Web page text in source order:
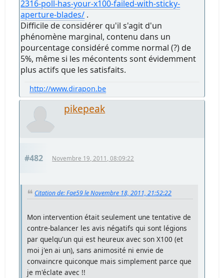
2316-poll-has-your-x100-failed-with-sticky-
aperture-blades/ .
Difficile de considérer qu'il s'agit d'un
phénomène marginal, contenu dans un
pourcentage considéré comme normal (?) de
5%, même si les mécontents sont évidemment
plus actifs que les satisfaits.
http://www.dirapon.be
pikepeak
#482 Novembre 19, 2011, 08:09:22
Citation de: Fae59 le Novembre 18, 2011, 21:52:22
Mon intervention était seulement une tentative de
contre-balancer les avis négatifs qui sont légions
par quelqu'un qui est heureux avec son X100 (et
moi j'en ai un), sans animosité ni envie de
convaincre quiconque mais simplement parce que
je m'éclate avec !!